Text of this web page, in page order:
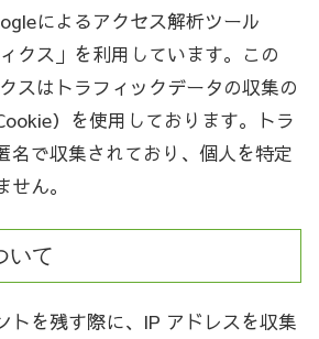
によるアクセス解析ツール
クス」を利用しています。この
スはトラフィックデータの収集の
）を使用しております。トラ
名で収集されており、個人を特定
ん。
いて
トを残す際に、IP アドレスを収集